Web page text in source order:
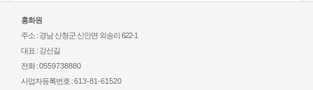
홍화원
주소 : 경남 산청군 신안면 외송리 622-1
대표 : 강선길
전화 :0559738880
사업자등록번호 :613-81-61520